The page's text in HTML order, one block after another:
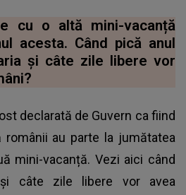
cu o altă mini-vacanță
acesta. Când pică anul
și câte zile libere vor
declarată de Guvern ca fiind
românii au parte la jumătatea
mini-vacanță. Vezi aici când
câte zile libere vor avea